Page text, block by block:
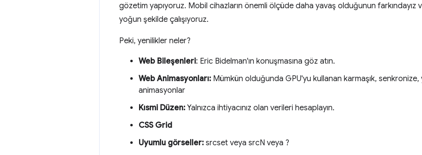
gözetim yapıyoruz. Mobil cihazların önemli ölçüde daha yavaş olduğunun farkındayız
yoğun şekilde çalışıyoruz.
Peki, yenilikler neler?
Web Bileşenleri: Eric Bidelman'ın konuşmasına göz atın.
Web Animasyonları: Mümkün olduğunda GPU'yu kullanan karmaşık, senkronize,
animasyonlar
Kısmi Düzen: Yalnızca ihtiyacınız olan verileri hesaplayın.
CSS Grid
Uyumlu görseller: srcset veya srcN veya ?